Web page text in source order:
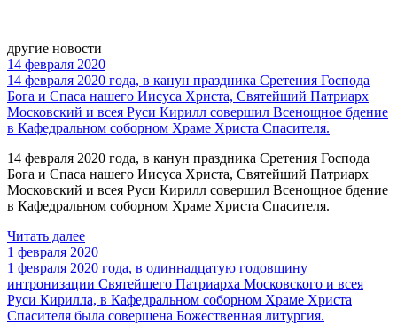
другие новости
14 февраля 2020
14 февраля 2020 года, в канун праздника Сретения Господа
Бога и Спаса нашего Иисуса Христа, Святейший Патриарх
Московский и всея Руси Кирилл совершил Всенощное бдение
в Кафедральном соборном Храме Христа Спасителя.
14 февраля 2020 года, в канун праздника Сретения Господа
Бога и Спаса нашего Иисуса Христа, Святейший Патриарх
Московский и всея Руси Кирилл совершил Всенощное бдение
в Кафедральном соборном Храме Христа Спасителя.
Читать далее
1 февраля 2020
1 февраля 2020 года, в одиннадцатую годовщину
интронизации Святейшего Патриарха Московского и всея
Руси Кирилла, в Кафедральном соборном Храме Христа
Спасителя была совершена Божественная литургия.